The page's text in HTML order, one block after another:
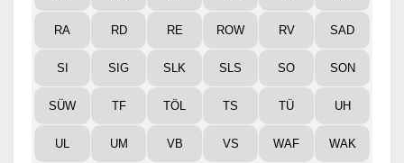
RA RD RE ROW RV SAD
SI SIG SLK SLS SO SON
SÜW TF TÖL TS TÜ UH
UL UM VB VS WAF WAK